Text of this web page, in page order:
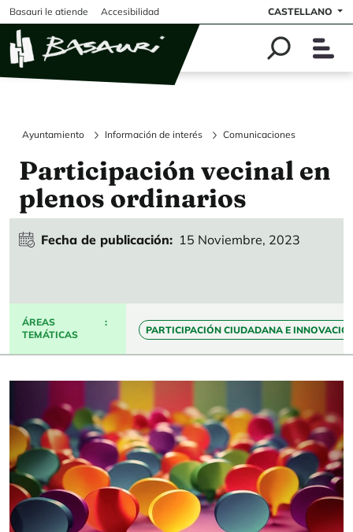
Pasar al contenido principal
Basauri le atiende Accesibilidad CASTELLANO
Ayuntamiento Información de interés Comunicaciones
Participación vecinal en
plenos ordinarios
Fecha de publicación 15 Noviembre, 2023
ÁREAS
TEMÁTICAS
PARTICIPACIÓN CIUDADANA E